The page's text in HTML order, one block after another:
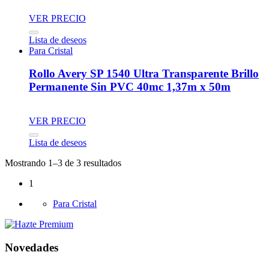
VER PRECIO
Lista de deseos
Para Cristal
Rollo Avery SP 1540 Ultra Transparente Brillo
Permanente Sin PVC 40mc 1,37m x 50m
VER PRECIO
Lista de deseos
Mostrando 1–3 de 3 resultados
1
Para Cristal
Novedades